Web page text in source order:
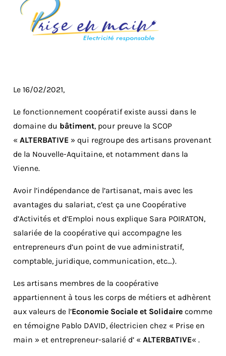
Le 16/02/2021,
Le fonctionnement coopératif existe aussi dans le
domaine du bâtiment, pour preuve la SCOP
« ALTERBATIVE » qui regroupe des artisans provenant
de la Nouvelle-Aquitaine, et notamment dans la
Vienne.
Avoir l’indépendance de l’artisanat, mais avec les
avantages du salariat, c’est ça une Coopérative
d’Activités et d’Emploi nous explique Sara POIRATON,
salariée de la coopérative qui accompagne les
entrepreneurs d’un point de vue administratif,
comptable, juridique, communication, etc…).
Les artisans membres de la coopérative
appartiennent à tous les corps de métiers et adhèrent
aux valeurs de l’Economie Sociale et Solidaire comme
en témoigne Pablo DAVID, électricien chez « Prise en
main » et entrepreneur-salarié d’ « ALTERBATIVE« .